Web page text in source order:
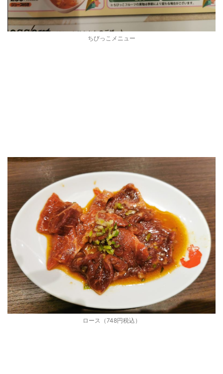
ちびっこメニュー
ロース（748円税込）